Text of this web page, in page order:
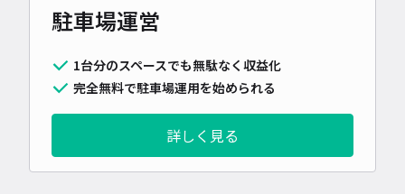
駐車場運営
1台分のスペースでも無駄なく収益化
完全無料で駐車場運用を始められる
詳しく見る